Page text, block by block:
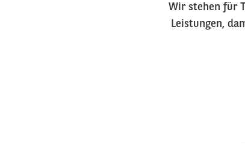
Wir stehen für
Leistungen,